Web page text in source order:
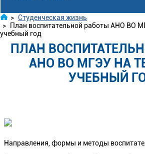
> Студенческая жизнь
>
План воспитательной работы АНО ВО
учебный год
ПЛАН
АНО ВО МГЭУ НА
УЧЕБНЫЙ
Направления, формы и методы